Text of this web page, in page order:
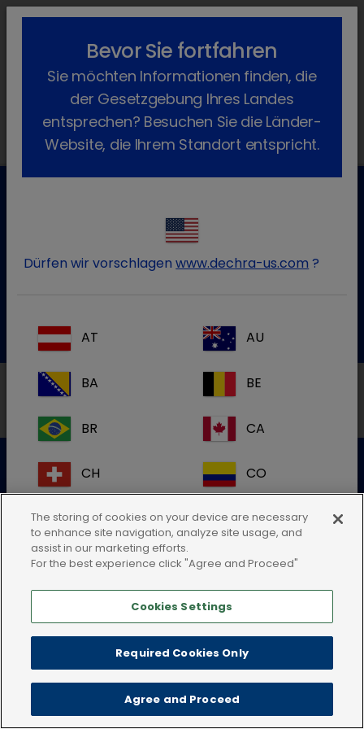
lock_outline search menu
Primagnost
Kundenservice für Tierarztpraxen
Kontaktieren Sie unseren Kundenservice.
Tel.:+49 7525 / 2050
Cookie-Richtlinie
Impressum
Bevor Sie fortfahren
Sie möchten Informationen finden, die
der Gesetzgebung Ihres Landes
entsprechen? Besuchen Sie die Länder-
Website, die Ihrem Standort entspricht.
Dürfen wir vorschlagenwww.dechra-us.com ?
AT AU
BA BE
BR CA
CH CO
CR DK
ES FI
IE
The storing of cookies on your device are necessary
to enhance site navigation, analyze site usage, and
assist in our marketing efforts.
For the best experience click "Agree and Proceed"
Cookies Settings
Required Cookies Only
Agree and Proceed